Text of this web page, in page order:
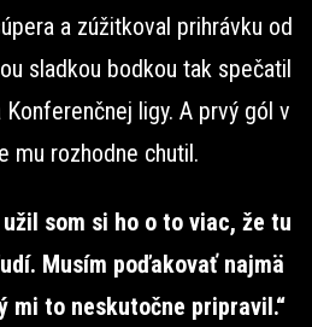
a zúžitkoval prihrávku od
sladkou bodkou tak spečatil
ligy. A prvý gól v
mu rozhodne chutil.
som si ho o to viac, že tu
Musím poďakovať najmä
mi to neskutočne pripravil.“